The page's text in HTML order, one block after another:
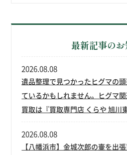
最新記事の
遺品整理で見つかったヒグマの
ているかもしれません。ヒグマ
買取は『買取専門店 くらや 旭川
2026.08.08
【八幡浜市】金城次郎の壷を出
2026.08.08